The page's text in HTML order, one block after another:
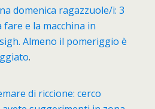
domenica ragazzuole/i: 3
fare e la macchina in
Almeno il pomeriggio è
.
di riccione: cerco